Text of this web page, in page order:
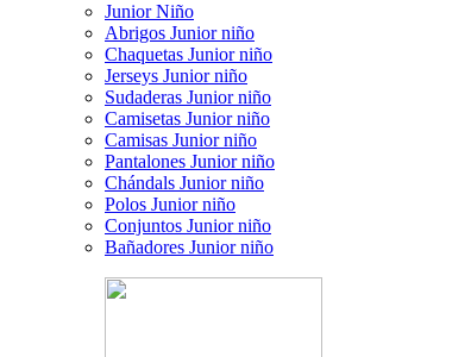
Junior Niño
Abrigos Junior niño
Chaquetas Junior niño
Jerseys Junior niño
Sudaderas Junior niño
Camisetas Junior niño
Camisas Junior niño
Pantalones Junior niño
Chándals Junior niño
Polos Junior niño
Conjuntos Junior niño
Bañadores Junior niño